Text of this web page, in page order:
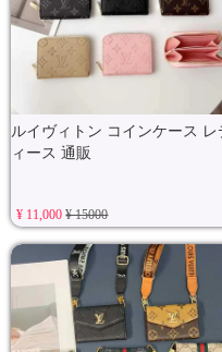
ルイヴィトン コインケース レ
ィース 通販
¥ 11,000¥ 15000